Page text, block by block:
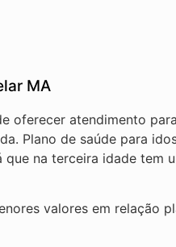
MA
oferecer atendimento
Plano de saúde para
na terceira idade tem
valores em relação